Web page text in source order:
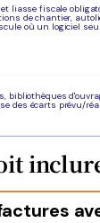
liasse fiscale
de chantier,
où un logiciel
bibliothèques
des écarts prévu/